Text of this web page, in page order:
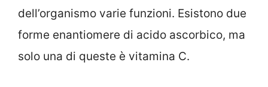
dell’organismo varie funzioni. Esistono due
forme enantiomere di acido ascorbico, ma
solo una di queste è vitamina C.